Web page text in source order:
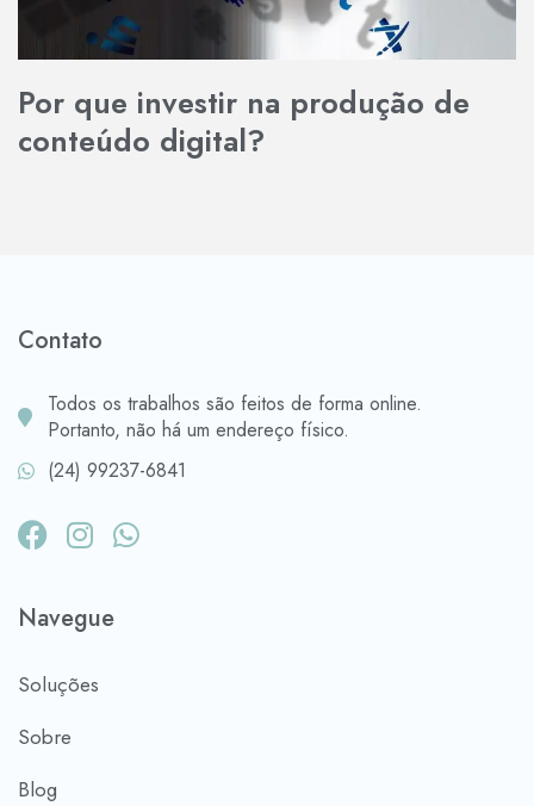
Por que investir na produção de
conteúdo digital?
Contato
Todos os trabalhos são feitos de forma online.
Portanto, não há um endereço físico.
(24) 99237-6841
Facebook
Instagram
Whatsapp
Navegue
Soluções
Sobre
Blog